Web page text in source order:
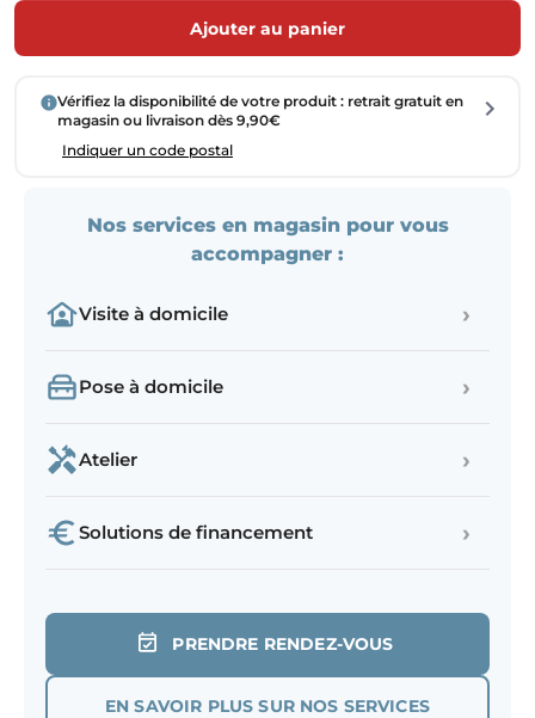
Ajouter au panier
Vérifiez la disponibilité de votre produit : retrait gratuit en
magasin ou livraison dès 9,90€
Indiquer un code postal
Nos services en magasin pour vous
accompagner :
Visite à domicile ›
Pose à domicile ›
Atelier ›
Solutions de financement ›
PRENDRE RENDEZ-VOUS
EN SAVOIR PLUS SUR NOS SERVICES